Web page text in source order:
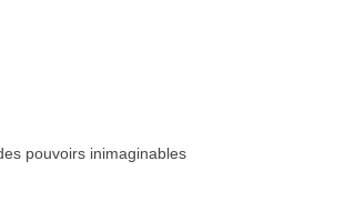
pouvoirs inimaginables